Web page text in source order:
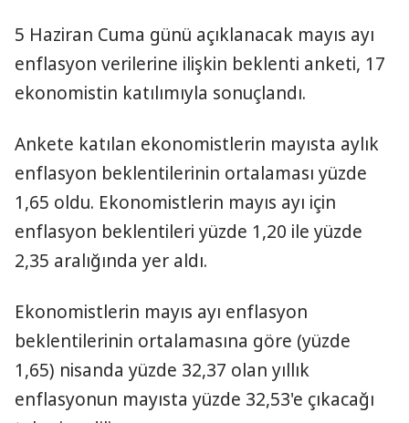
5 Haziran Cuma günü açıklanacak mayıs ayı
enflasyon verilerine ilişkin beklenti anketi, 17
ekonomistin katılımıyla sonuçlandı.
Ankete katılan ekonomistlerin mayısta aylık
enflasyon beklentilerinin ortalaması yüzde
1,65 oldu. Ekonomistlerin mayıs ayı için
enflasyon beklentileri yüzde 1,20 ile yüzde
2,35 aralığında yer aldı.
Ekonomistlerin mayıs ayı enflasyon
beklentilerinin ortalamasına göre (yüzde
1,65) nisanda yüzde 32,37 olan yıllık
enflasyonun mayısta yüzde 32,53'e çıkacağı